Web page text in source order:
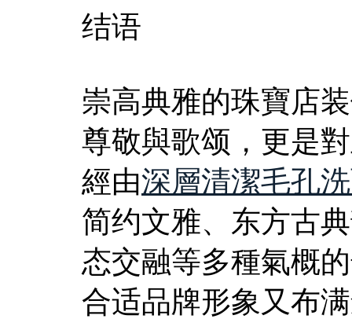
结语
崇高典雅的珠寶店
尊敬與歌颂，更是
經由深層清潔毛孔
简约文雅、东方古
态交融等多種氣概
合适品牌形象又布